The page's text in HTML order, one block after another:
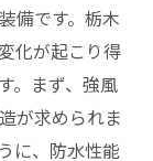
備です。栃木
化が起こり得
。まず、強風
が求められま
に、防水性能